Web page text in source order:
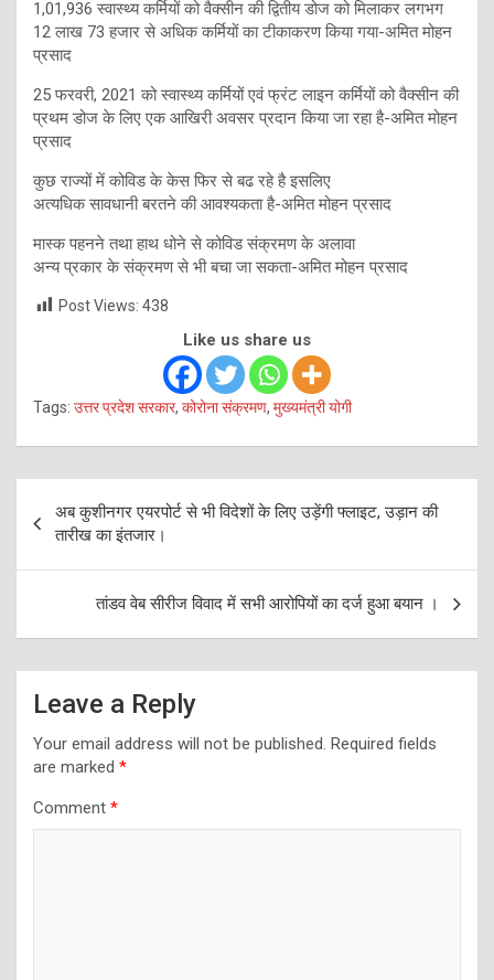
1,01,936 स्वास्थ्य कर्मियों को वैक्सीन की द्वितीय डोज को मिलाकर लगभग
12 लाख 73 हजार से अधिक कर्मियों का टीकाकरण किया गया-अमित मोहन
प्रसाद
25 फरवरी, 2021 को स्वास्थ्य कर्मियों एवं फ्रंट लाइन कर्मियों को वैक्सीन की
प्रथम डोज के लिए एक आखिरी अवसर प्रदान किया जा रहा है-अमित मोहन
प्रसाद
कुछ राज्यों में कोविड के केस फिर से बढ रहे है इसलिए
अत्यधिक सावधानी बरतने की आवश्यकता है-अमित मोहन प्रसाद
मास्क पहनने तथा हाथ धोने से कोविड संक्रमण के अलावा
अन्य प्रकार के संक्रमण से भी बचा जा सकता-अमित मोहन प्रसाद
Post Views: 438
Like us share us
Tags: उत्तर प्रदेश सरकार, कोरोना संक्रमण, मुख्यमंत्री योगी
navigation
अब कुशीनगर एयरपोर्ट से भी विदेशों के लिए उड़ेंगी फ्लाइट, उड़ान की
तारीख का इंतजार।
तांडव वेब सीरीज विवाद में सभी आरोपियों का दर्ज हुआ बयान ।
Leave a Reply
Your email address will not be published. Required fields
are marked *
Comment *